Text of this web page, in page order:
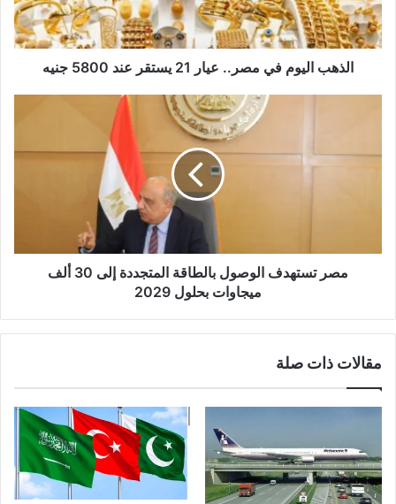
ك
ت
ر
الذهب اليوم في مصر.. عيار 21 يستقر عند 5800 جنيه
مصر تستهدف الوصول بالطاقة المتجددة إلى 30 ألف
ميجاوات بحلول 2029
مقالات ذات صلة